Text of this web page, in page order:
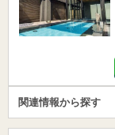
関連情報から探す